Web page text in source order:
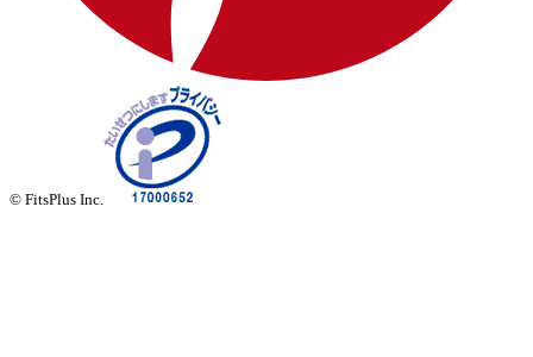
© FitsPlus Inc.